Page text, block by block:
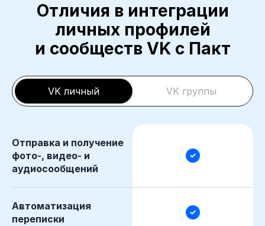
Отличия в интеграции
личных профилей
и сообществ VK с Пакт
VK личный VK группы
Отправка и получение
фото-, видео- и
аудиосообщений
Автоматизация
переписки